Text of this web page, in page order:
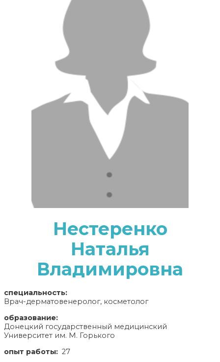
Нестеренко
Наталья
Владимировна
специальность:
Врач-дерматовенеролог, косметолог
образование:
Донецкий государственный медицинский
Университет им. М. Горького
опыт работы: 27